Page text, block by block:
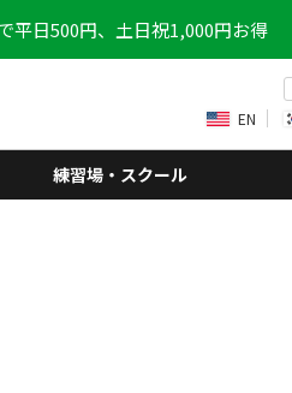
平日500円、土日祝1,000円お得
EN
練習場・スクール